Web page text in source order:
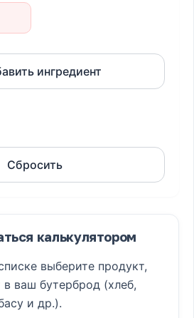
ингредиент
Сбросить
калькулятором
выберите продукт,
ваш бутерброд (хлеб,
и др.).